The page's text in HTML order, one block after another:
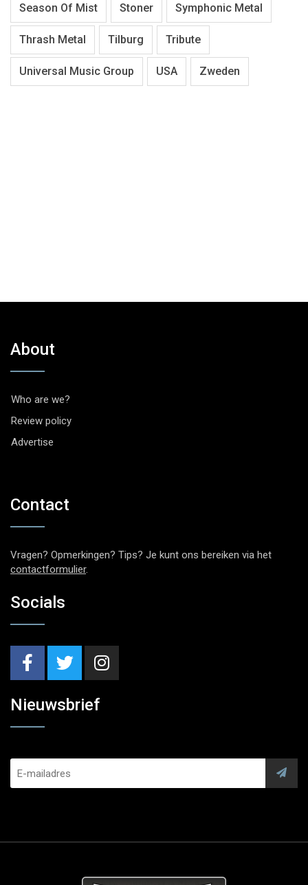
Season Of Mist Stoner Symphonic Metal
Thrash Metal Tilburg Tribute
Universal Music Group USA Zweden
About
Who are we?
Review policy
Advertise
Contact
Vragen? Opmerkingen? Tips? Je kunt ons bereiken via het
contactformulier.
Socials
Nieuwsbrief